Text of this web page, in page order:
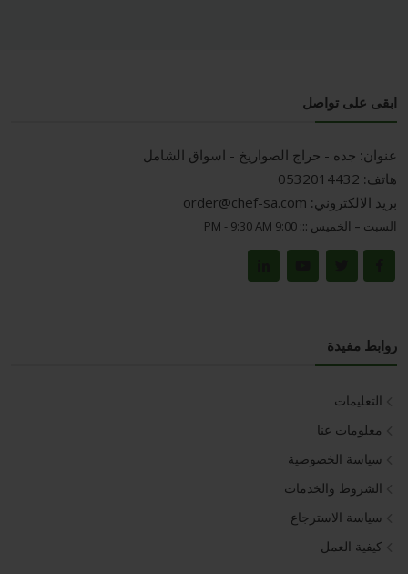
ابقى على تواصل
عنوان: جده - حراج الصواريخ - اسواق الشامل
هاتف: 0532014432
بريد الالكتروني: order@chef-sa.com
السبت – الخميس ::: 9:00 PM - 9:30 AM
روابط مفيدة
التعليمات
معلومات عنا
سياسة الخصوصية
الشروط والخدمات
سياسة الاسترجاع
كيفية العمل